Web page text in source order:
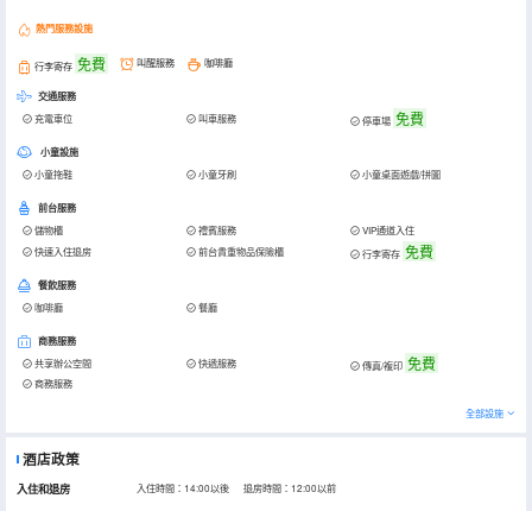
熱門服務設施
行李寄存 免費 叫醒服務 咖啡廳
交通服務
充電車位 叫車服務 停車場 免費
小童設施
小童拖鞋 小童牙刷 小童桌面遊戲/拼圖
前台服務
儲物櫃 禮賓服務
VIP通道入住
快速入住退房
前台貴重物品保險櫃 行李寄存 免費
餐飲服務
咖啡廳 餐廳
商務服務
共享辦公空間 快遞服務 傳真/複印 免費
商務服務
全部設施
酒店政策
入住和退房 入住時間：14:00以後 退房時間：12:00以前